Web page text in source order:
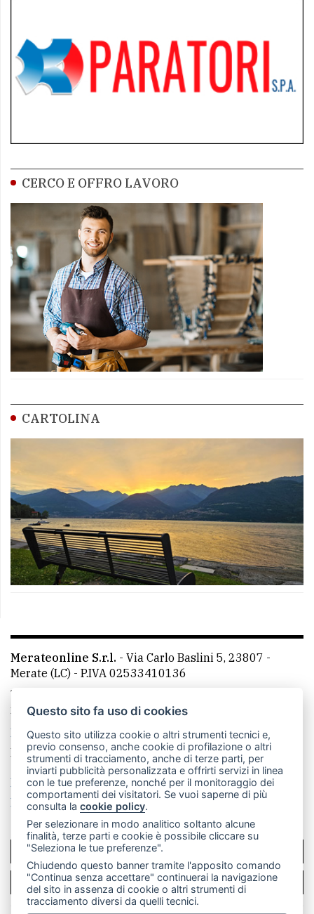
CERCO E OFFRO LAVORO
CARTOLINA
Merateonline S.r.l. - Via Carlo Baslini 5, 23807 -
Merate (LC) - P.IVA 02533410136
Telefono:
mail: redazione@leccoonline.com
La redazione
MerateOnline CasateOnline
RSS
Made by VIP
Privacy policy
Cookie policy
Rivedi le tue scelte sui cookie
SCRIVICI
PER LA TUA PUBBLICITÀ
Questo sito fa uso di cookies
Questo sito utilizza cookie o altri strumenti tecnici e,
previo consenso, anche cookie di profilazione o altri
strumenti di tracciamento, anche di terze parti, per
inviarti pubblicità personalizzata e offrirti servizi in linea
con le tue preferenze, nonché per il monitoraggio dei
comportamenti dei visitatori. Se vuoi saperne di più
consulta lacookie policy.
Per selezionare in modo analitico soltanto alcune
finalità, terze parti e cookie è possibile cliccare su
"Seleziona le tue preferenze".
Chiudendo questo banner tramite l'apposito comando
"Continua senza accettare" continuerai la navigazione
del sito in assenza di cookie o altri strumenti di
tracciamento diversi da quelli tecnici.